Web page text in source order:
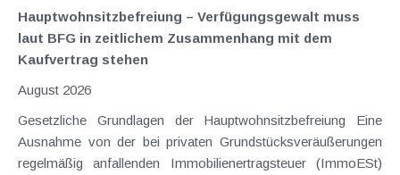
Hauptwohnsitz​­befreiung – Verfügungsgewalt muss
laut BFG in zeitlichem Zusammenhang mit dem
Kaufvertrag stehen
August 2026
Gesetzliche Grundlagen der Hauptwohnsitzbefreiung Eine
Ausnahme von der bei privaten Grundstücksveräußerungen
regelmäßig anfallenden Immobilienertragsteuer (ImmoESt)